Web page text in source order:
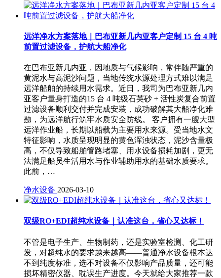
远洋净水方案落地｜巴布亚新几内亚客户定制 15 台 4 吨
前置过滤设备，护航大船净化
在巴布亚新几内亚，因地质与气候影响，常伴随严重的
黄泥水与高泥沙问题，当地传统水源处理方式难以满足
远洋船舶的持续用水需求。近日，我司为巴布亚新几内
亚客户量身打造的15 台 4 吨级石英砂 + 活性炭复合前置
过滤设备顺利交付并完成安装，成功破解其大船净化难
题，为远洋航行筑牢水质安全防线。 客户拥有一艘大型
远洋作业船，长期以船载为主要用水来源。受当地水文
特征影响，水质呈现明显的黄色浑浊状态，泥沙含量极
高，不仅导致船舶管路堵塞、用水设备损耗加剧，更无
法满足船员生活用水与作业辅助用水的基础水质要求。
此前，…
净水设备 2026-03-10
双级RO+EDI超纯水设备｜认准这台，省心又达标！
不管是电子生产、生物制药，还是实验室检测、化工研
发，对超纯水的要求越来越高——普通净水设备根本达
不到纯度标准，选不对设备不仅影响产品质量，还可能
损坏精密仪器、耽误生产进度。今天就给大家推荐一款